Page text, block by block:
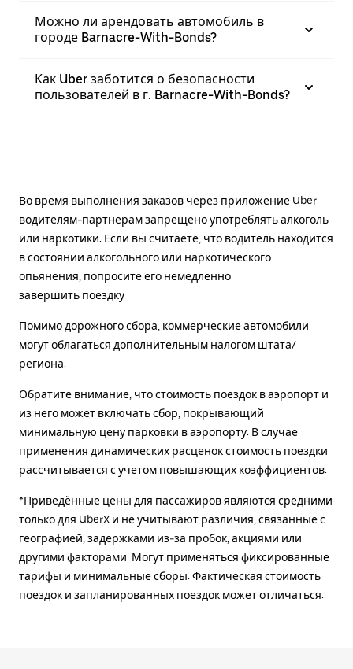
Можно ли арендовать автомобиль в
городе Barnacre-With-Bonds?
Как Uber заботится о безопасности
пользователей в г. Barnacre-With-Bonds?
Во время выполнения заказов через приложение Uber
водителям-партнерам запрещено употреблять алкоголь
или наркотики. Если вы считаете, что водитель находится
в состоянии алкогольного или наркотического
опьянения, попросите его немедленно
завершить поездку.
Помимо дорожного сбора, коммерческие автомобили
могут облагаться дополнительным налогом штата/
региона.
Обратите внимание, что стоимость поездок в аэропорт и
из него может включать сбор, покрывающий
минимальную цену парковки в аэропорту. В случае
применения динамических расценок стоимость поездки
рассчитывается с учетом повышающих коэффициентов.
*Приведённые цены для пассажиров являются средними
только для UberX и не учитывают различия, связанные с
географией, задержками из-за пробок, акциями или
другими факторами. Могут применяться фиксированные
тарифы и минимальные сборы. Фактическая стоимость
поездок и запланированных поездок может отличаться.